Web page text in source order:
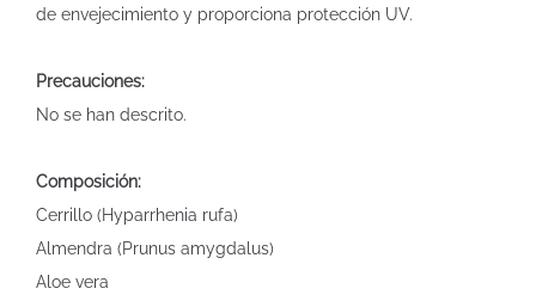
de envejecimiento y proporciona protección UV.
Precauciones:
No se han descrito.
Composición:
Cerrillo (Hyparrhenia rufa)
Almendra (Prunus amygdalus)
Aloe vera